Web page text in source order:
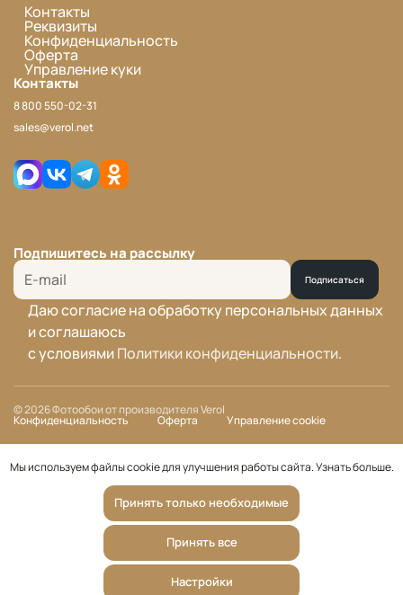
Контакты
Реквизиты
Конфиденциальность
Оферта
Управление куки
Контакты
8 800 550-02-31
sales@verol.net
Подпишитесь на рассылку
Подписаться
Даю согласие на обработку персональных данных
и соглашаюсь
с условиямиПолитики конфиденциальности.
© 2026 Фотообои от производителя Verol
Конфиденциальность Оферта Управление cookie
Мы используем файлы cookie для улучшения работы сайта.Узнать больше.
Принять только необходимые
Принять все
Настройки